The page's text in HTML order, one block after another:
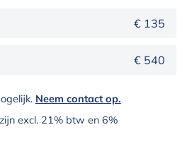
€ 135
€ 540
Neem contact op.
excl. 21% btw en 6%